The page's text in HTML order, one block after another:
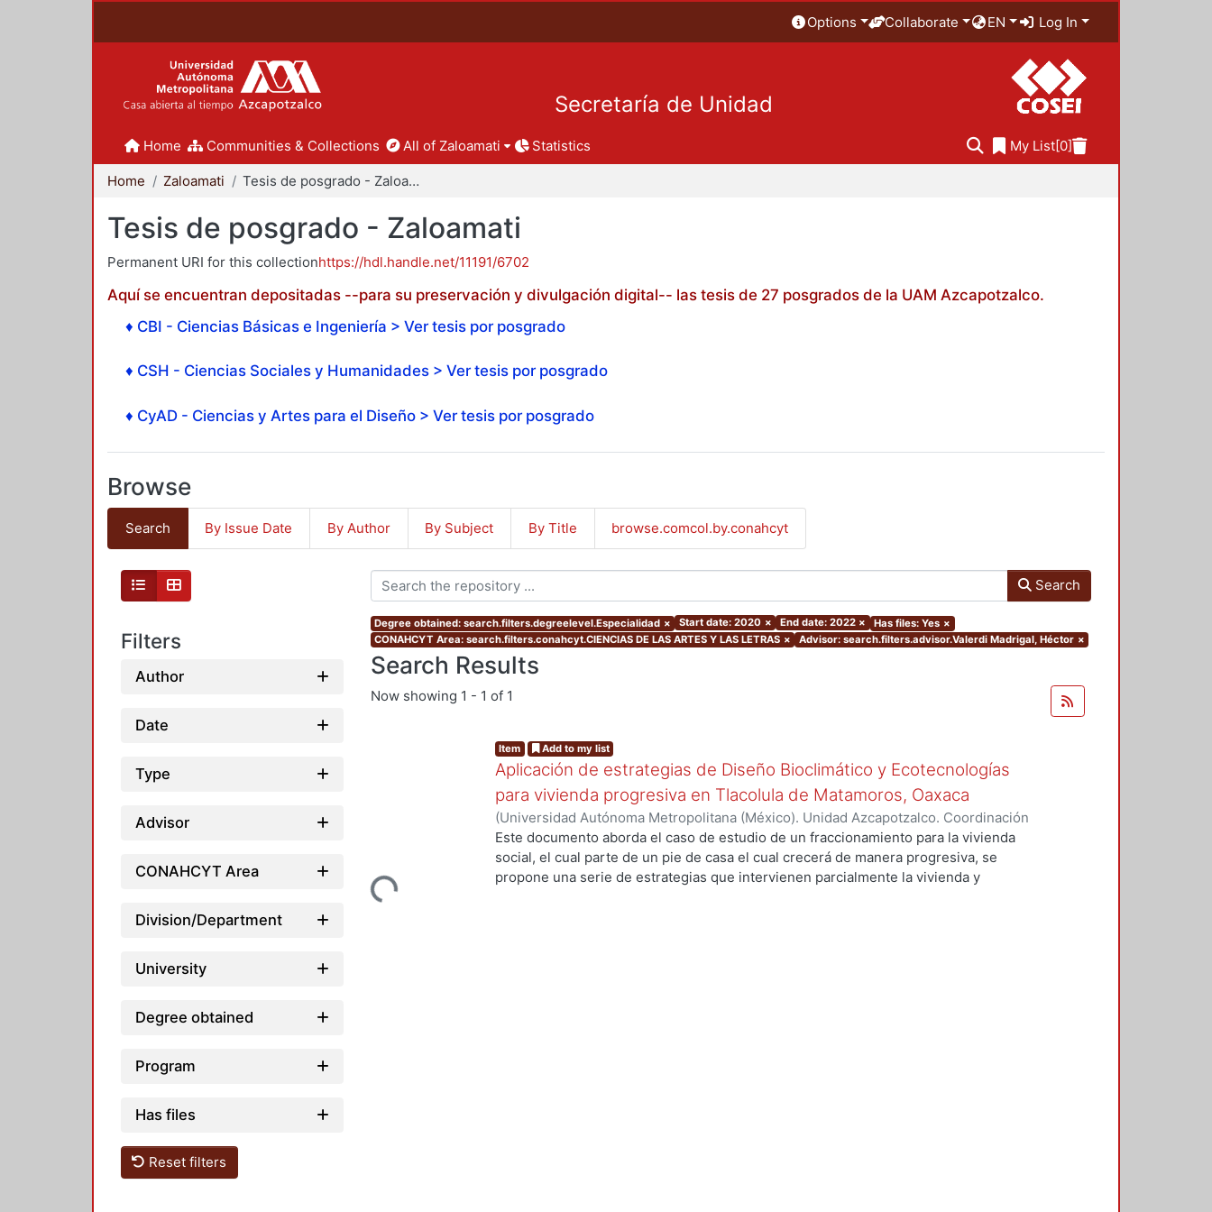
Options Collaborate EN Log In
Secretaría de Unidad
Home Communities & Collections All of Zaloamati Statistics My List[0]
Home Zaloamati Tesis de posgrado - Zaloamati
Tesis de posgrado - Zaloamati
Permanent URI for this collectionhttps://hdl.handle.net/11191/6702
Aquí se encuentran depositadas --para su preservación y divulgación digital-- las tesis de 27 posgrados de la UAM Azcapotzalco.
♦ CBI - Ciencias Básicas e Ingeniería > Ver tesis por posgrado
♦ CSH - Ciencias Sociales y Humanidades > Ver tesis por posgrado
♦ CyAD - Ciencias y Artes para el Diseño > Ver tesis por posgrado
Browse
Search By Issue Date By Author By Subject By Title browse.comcol.by.conahcyt
Filters
Author
Date
Type
Advisor
CONAHCYT Area
Division/Department
University
Degree obtained
Program
Has files
Reset filters
Search
Degree obtained: search.filters.degreelevel.Especialidad × Start date: 2020 × End date: 2022 × Has files: Yes ×
CONAHCYT Area: search.filters.conahcyt.CIENCIAS DE LAS ARTES Y LAS LETRAS × Advisor: search.filters.advisor.Valerdi Madrigal, Héctor ×
Search Results
Now showing 1 - 1 of 1
Loading...
Item Add to my list
Aplicación de estrategias de Diseño Bioclimático y Ecotecnologías
para vivienda progresiva en Tlacolula de Matamoros, Oaxaca
(Universidad Autónoma Metropolitana (México). Unidad Azcapotzalco. Coordinación
de Servicios de Información.,2022-10)Ortega Moreno, Laura Michelle
Este documento aborda el caso de estudio de un fraccionamiento para la vivienda
social, el cual parte de un pie de casa el cual crecerá de manera progresiva, se
propone una serie de estrategias que intervienen parcialmente la vivienda y